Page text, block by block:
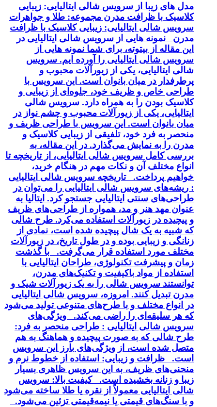
مدل های زیبا از سرویس شالی ایتالیایی: زیبایی
کلاسیک با ظرافت مدرن مجموعه: طلا و جواهرات
سرویس شالی ایتالیایی: زیبایی کلاسیک با ظرافت
مدرن نمونه هایی از سرویس شالی ایتالیایی در
این مقاله از بیتوته، برای شما نمونه هایی از
سرویس شالی ایتالیایی را آورده ایم. سرویس
شالی ایتالیایی، یکی از زیورآلات محبوب و
پرطرفدار در میان بانوان است. این سرویس با
طراحی خاص و ظریف خود، جلوه‌ای از زیبایی و
کلاسیک بودن را به همراه دارد. سرویس شالی
ایتالیایی، یکی از زیورآلات محبوب و چشم نواز در
میان بانوان است. این سرویس با طراحی ظریف و
منحصر به فرد خود، تلفیقی از زیبایی کلاسیک و
مدرن را به نمایش می‌گذارد. در این مقاله، به
بررسی کامل سرویس شالی ایتالیایی، از تاریخچه تا
انواع مختلف آن و نکات مهم در هنگام خرید،
خواهیم پرداخت. تاریخچه سرویس شالی ایتالیایی
: ریشه‌های سرویس شالی ایتالیایی را می‌توان در
طراحی‌های سنتی ایتالیایی جستجو کرد. ایتالیا به
عنوان مهد هنر و مد، همواره از طراحی‌های ظریف
و پیچیده در زیورآلات استفاده می‌کرد. طرح شالی
که شبیه به یک شال پیچیده شده است، نمادی از
زنانگی و زیبایی بوده و در طول تاریخ، در زیورآلات
مختلف مورد استفاده قرار می‌گرفت. با گذشت
زمان و پیشرفت تکنولوژی، طراحان ایتالیایی با
استفاده از مواد باکیفیت و تکنیک‌های مدرن،
توانستند سرویس شالی را به یک زیورآلات شیک و
مدرن تبدیل کنند. امروزه، سرویس شالی ایتالیایی
در انواع مختلف و با طرح‌های متنوعی تولید می‌شود
که هر سلیقه‌ای را راضی می‌کند. ویژگی‌های
سرویس شالی ایتالیایی : طراحی منحصر به فرد:
طرح شالی که به صورت پیچیده و هماهنگ به هم
متصل شده است، از ویژگی‌های بارز این سرویس
است. ظرافت و زیبایی: استفاده از خطوط نرم و
منحنی‌های ظریف، به این سرویس ظاهری بسیار
زیبا و زنانه بخشیده است. کیفیت بالا: سرویس
شالی ایتالیایی معمولاً از نقره یا طلا ساخته می‌شود
و با سنگ‌های قیمتی یا نیمه‌قیمتی تزئین می‌شود.